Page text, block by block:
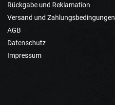
Rückgabe und Reklamation
Versand und Zahlungsbedingungen
AGB
Datenschutz
Impressum